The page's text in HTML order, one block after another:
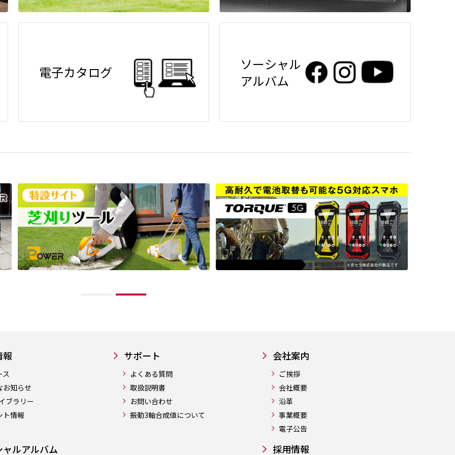
電子カタログ
ソーシャル
アルバム
報
ス
お知らせ
ブラリー
ト情報
ルアルバム
サポート
よくある質問
取扱説明書
お問い合わせ
振動3軸合成値について
会社案内
ご挨拶
会社概要
沿革
事業概要
電子公告
採用情報